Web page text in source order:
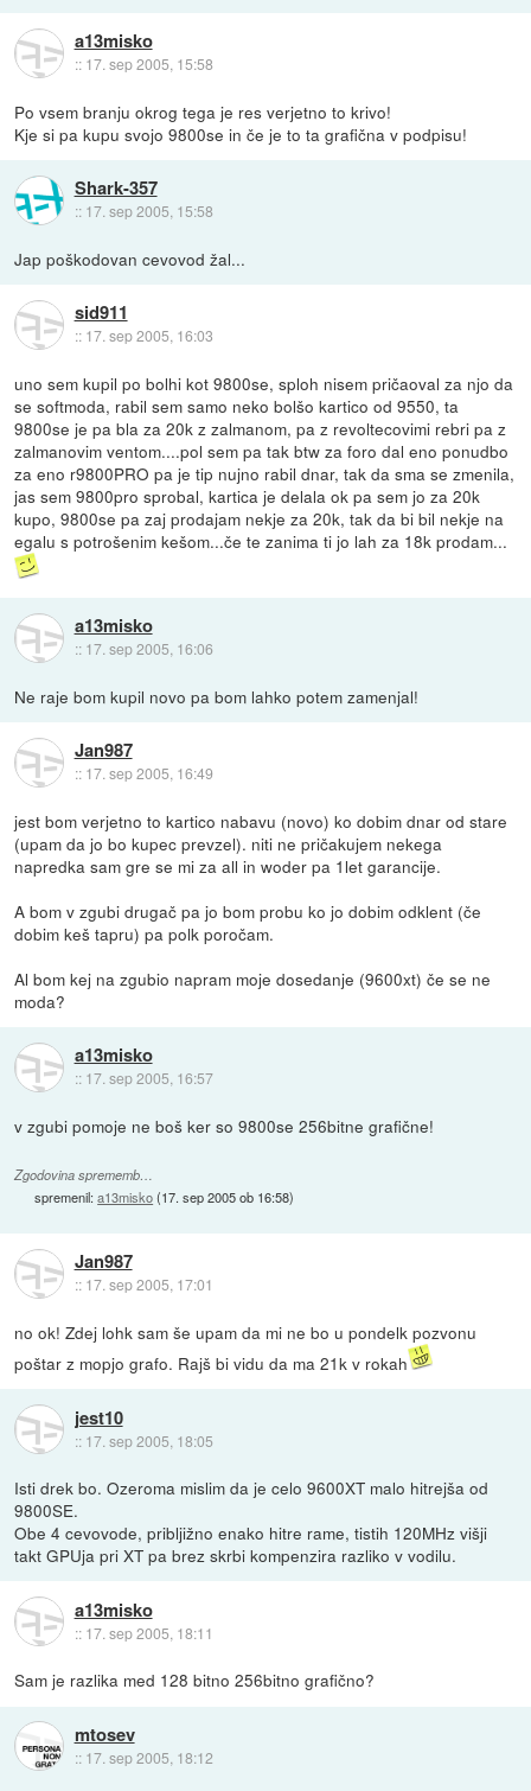
a13misko
:: 17. sep 2005, 15:58
Po vsem branju okrog tega je res verjetno to krivo!
Kje si pa kupu svojo 9800se in če je to ta grafična v podpisu!
Shark-357
:: 17. sep 2005, 15:58
Jap poškodovan cevovod žal...
sid911
:: 17. sep 2005, 16:03
uno sem kupil po bolhi kot 9800se, sploh nisem pričaoval za njo da
se softmoda, rabil sem samo neko bolšo kartico od 9550, ta
9800se je pa bla za 20k z zalmanom, pa z revoltecovimi rebri pa z
zalmanovim ventom....pol sem pa tak btw za foro dal eno ponudbo
za eno r9800PRO pa je tip nujno rabil dnar, tak da sma se zmenila,
jas sem 9800pro sprobal, kartica je delala ok pa sem jo za 20k
kupo, 9800se pa zaj prodajam nekje za 20k, tak da bi bil nekje na
egalu s potrošenim kešom...če te zanima ti jo lah za 18k prodam...
a13misko
:: 17. sep 2005, 16:06
Ne raje bom kupil novo pa bom lahko potem zamenjal!
Jan987
:: 17. sep 2005, 16:49
jest bom verjetno to kartico nabavu (novo) ko dobim dnar od stare
(upam da jo bo kupec prevzel). niti ne pričakujem nekega
napredka sam gre se mi za all in woder pa 1let garancije.
A bom v zgubi drugač pa jo bom probu ko jo dobim odklent (če
dobim keš tapru) pa polk poročam.
Al bom kej na zgubio napram moje dosedanje (9600xt) če se ne
moda?
a13misko
:: 17. sep 2005, 16:57
v zgubi pomoje ne boš ker so 9800se 256bitne grafične!
Zgodovina sprememb…
spremenil:a13misko(17. sep 2005 ob 16:58)
Jan987
:: 17. sep 2005, 17:01
no ok! Zdej lohk sam še upam da mi ne bo u pondelk pozvonu
poštar z mopjo grafo. Rajš bi vidu da ma 21k v rokah
jest10
:: 17. sep 2005, 18:05
Isti drek bo. Ozeroma mislim da je celo 9600XT malo hitrejša od
9800SE.
Obe 4 cevovode, pribljižno enako hitre rame, tistih 120MHz višji
takt GPUja pri XT pa brez skrbi kompenzira razliko v vodilu.
a13misko
:: 17. sep 2005, 18:11
Sam je razlika med 128 bitno 256bitno grafično?
mtosev
:: 17. sep 2005, 18:12